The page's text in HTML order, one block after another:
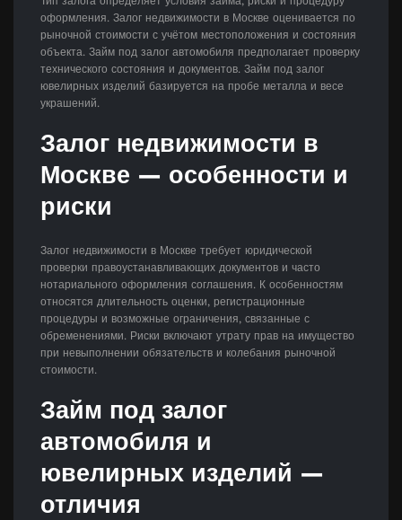
оформления. Залог недвижимости в Москве оценивается по
рыночной стоимости с учётом местоположения и состояния
объекта. Займ под залог автомобиля предполагает проверку
технического состояния и документов. Займ под залог
ювелирных изделий базируется на пробе металла и весе
украшений.
Залог недвижимости в
Москве — особенности и
риски
Залог недвижимости в Москве требует юридической
проверки правоустанавливающих документов и часто
нотариального оформления соглашения. К особенностям
относятся длительность оценки, регистрационные
процедуры и возможные ограничения, связанные с
обременениями. Риски включают утрату прав на имущество
при невыполнении обязательств и колебания рыночной
стоимости.
Займ под залог
автомобиля и
ювелирных изделий —
отличия